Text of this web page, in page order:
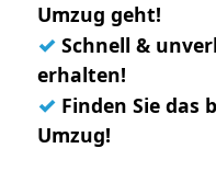
Umzug geht!
✓ Schnell &
erhalten!
✓ Finden Sie das
Umzug!